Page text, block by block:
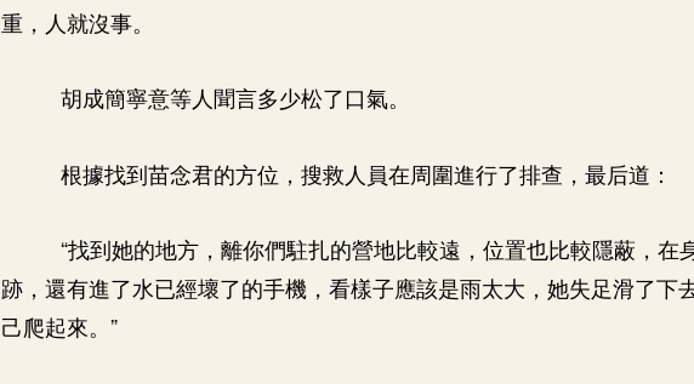
重，人就沒事。
胡成簡寧意等人聞言多少松了口氣。
根據找到苗念君的方位，搜救人員在周圍進行了排查，最后道：
“找到她的地方，離你們駐扎的營地比較遠，位置也比較隱蔽，在
跡，還有進了水已經壞了的手機，看樣子應該是雨太大，她失足滑了下
己爬起來。”